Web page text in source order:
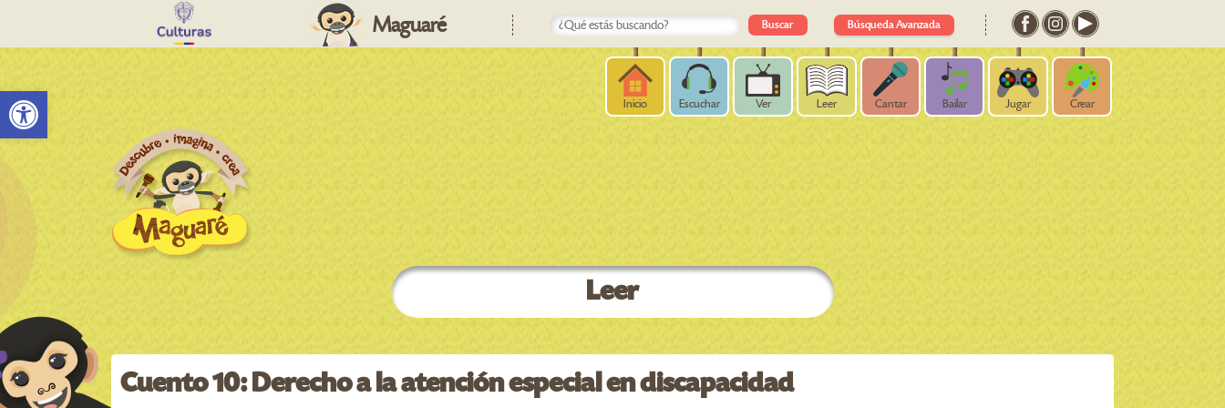
Abrir barra de herramientas
Maguaré Búsqueda Avanzada
Inicio Escuchar Ver Leer Cantar Bailar Jugar Crear
Leer
Cuento 10: Derecho a la atención especial en discapacidad